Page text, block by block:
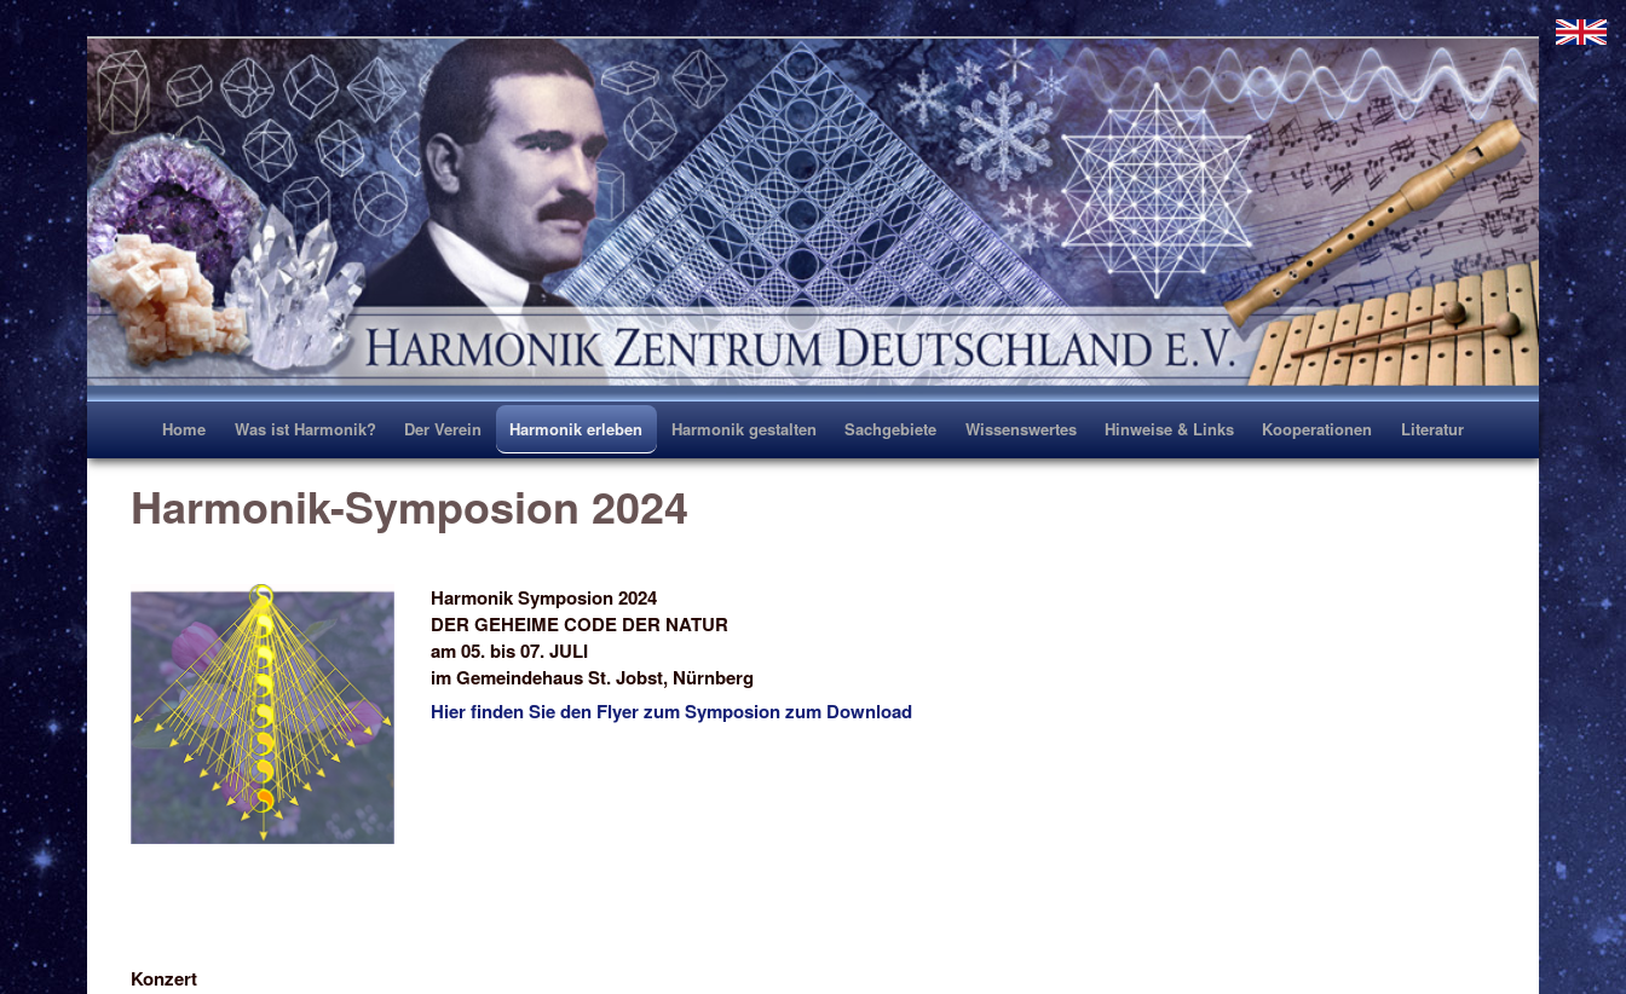
Harmonik Zentrum Deutschland e.V.
Harmonik erleben und gestalten TEST
Home Was ist Harmonik? Der Verein Harmonik erleben Harmonik gestalten Sachgebiete Wissenswertes Hinweise & Links Kooperationen Literatur
Harmonik-Symposion 2024
Harmonik Symposion 2024
DER GEHEIME CODE DER NATUR
am 05. bis 07. JULI
im Gemeindehaus St. Jobst, Nürnberg
Hier finden Sie den Flyer zum Symposion zum Download
Konzert